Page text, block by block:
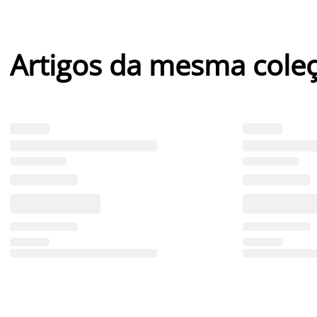
Artigos da mesma